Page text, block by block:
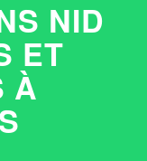
NID
ET
À